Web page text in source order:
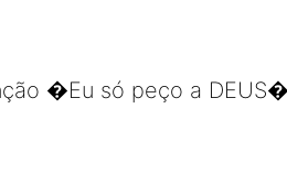
�Eu só peço a